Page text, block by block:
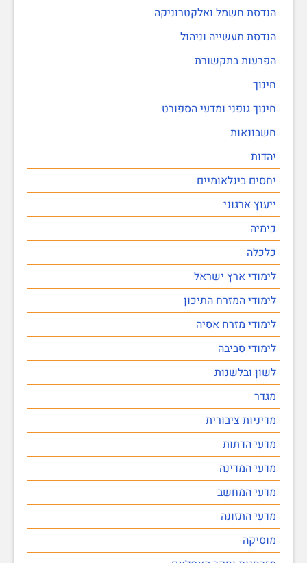
הנדסת חשמל ואלקטרוניקה
הנדסת תעשייה וניהול
הפרעות בתקשורת
חינוך
חינוך גופני ומדעי הספורט
חשבונאות
יהדות
יחסים בינלאומיים
ייעוץ ארגוני
כימיה
כלכלה
לימודי ארץ ישראל
לימודי המזרח התיכון
לימודי מזרח אסיה
לימודי סביבה
לשון ובלשנות
מגדר
מדיניות ציבורית
מדעי הדתות
מדעי המדינה
מדעי המחשב
מדעי התזונה
מוסיקה